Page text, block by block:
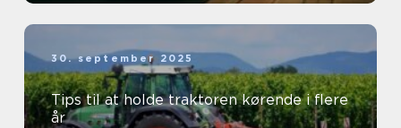
30. september 2025
Tips til at holde traktoren kørende i flere
år